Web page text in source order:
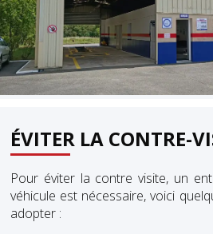
ÉVITER LA CONTRE-
Pour éviter la contre visite, un
véhicule est nécessaire, voici
adopter :